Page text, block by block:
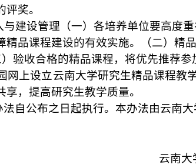
奖。
与建设管理（一）各培养单位要高度
精品课程建设的有效实施。（二）精
验收合格的精品课程，将优先推荐参
网上设立云南大学研究生精品课程
享，提高研究生教学质量。
自公布之日起执行。本办法由云南大
云南大